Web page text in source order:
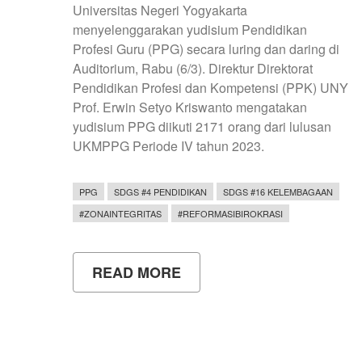
Universitas Negeri Yogyakarta
menyelenggarakan yudisium Pendidikan
Profesi Guru (PPG) secara luring dan daring di
Auditorium, Rabu (6/3). Direktur Direktorat
Pendidikan Profesi dan Kompetensi (PPK) UNY
Prof. Erwin Setyo Kriswanto mengatakan
yudisium PPG diikuti 2171 orang dari lulusan
UKMPPG Periode IV tahun 2023.
PPG SDGS #4 PENDIDIKAN
SDGS #16 KELEMBAGAAN
#ZONAINTEGRITAS
#REFORMASIBIROKRASI
READ MORE
YUDISIUM